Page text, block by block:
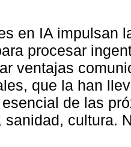
en IA impulsan
procesar
ventajas
que la han
de las
sanidad, cultura.